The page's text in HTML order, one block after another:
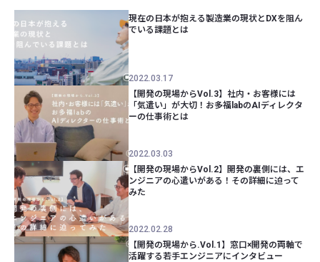
現在の日本が抱える製造業の現状とDXを阻ん
でいる課題とは
2022.03.17
【開発の現場からVol.3】社内・お客様には
「気遣い」が大切！お多福labのAIディレクタ
ーの仕事術とは
2022.03.03
【開発の現場からVol.2】開発の裏側には、エ
ンジニアの心遣いがある！その詳細に迫って
みた
2022.02.28
【開発の現場から.Vol.1】窓口×開発の両軸で
活躍する若手エンジニアにインタビュー